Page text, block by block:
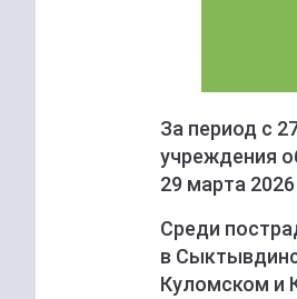
За период с
учреждения
29 марта
Среди
в
Куломском и